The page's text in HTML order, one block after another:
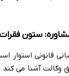
ستون
قانونی
وکالت آشنا می